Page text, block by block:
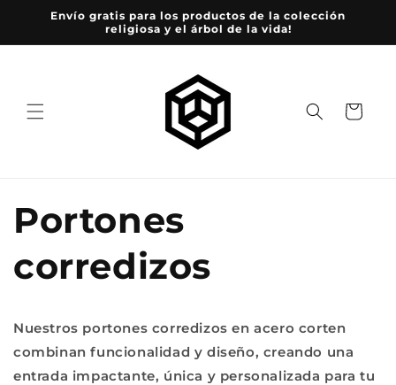
directamente
Envío gratis para los productos de la colección
religiosa y el árbol de la vida!
Carrito
Portones
corredizos
Nuestros portones corredizos en acero corten
combinan funcionalidad y diseño, creando una
entrada impactante, única y personalizada para tu